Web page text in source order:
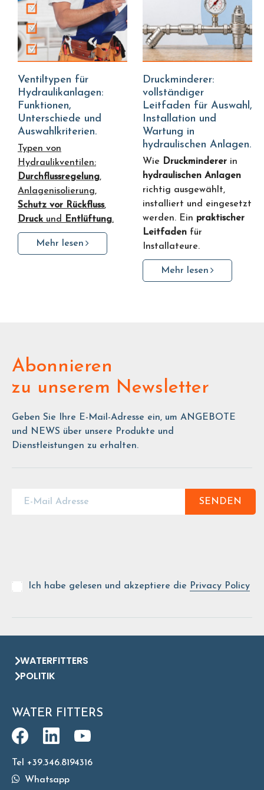
Ventiltypen für
Hydraulikanlagen:
Funktionen,
Unterschiede und
Auswahlkriterien.
Typen von
Hydraulikventilen:
Durchflussregelung,
Anlagenisolierung,
Schutz vor Rückfluss,
Druck und Entlüftung.
Mehr lesen
Druckminderer:
vollständiger
Leitfaden für Auswahl,
Installation und
Wartung in
hydraulischen Anlagen.
Wie Druckminderer in
hydraulischen Anlagen
richtig ausgewählt,
installiert und eingesetzt
werden. Ein praktischer
Leitfaden für
Installateure.
Mehr lesen
Abonnieren
zu unserem Newsletter
Geben Sie Ihre E-Mail-Adresse ein, um ANGEBOTE
und NEWS über unsere Produkte und
Dienstleistungen zu erhalten.
SENDEN
Ich habe gelesen und akzeptiere die Privacy Policy
WATERFITTERS
POLITIK
WATER FITTERS
Tel +39.346.8194316
Whatsapp